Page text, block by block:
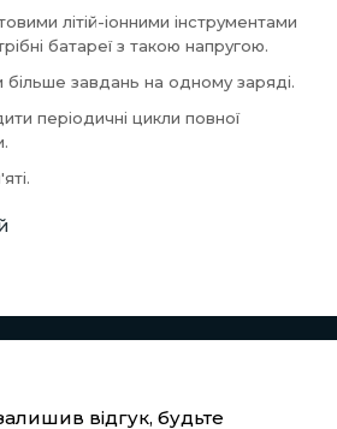
літій-іонними інструментами
батареї з такою напругою.
завдань на одному заряді.
періодичні цикли повної
відгук, будьте